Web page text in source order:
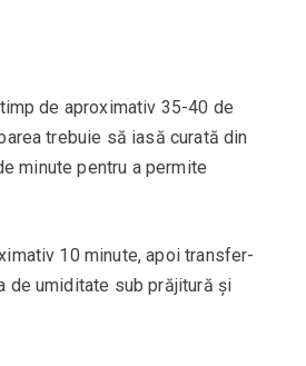
de aproximativ 35-40 de
trebuie să iasă curată din
minute pentru a permite
10 minute, apoi transfer-
de umiditate sub prăjitură și